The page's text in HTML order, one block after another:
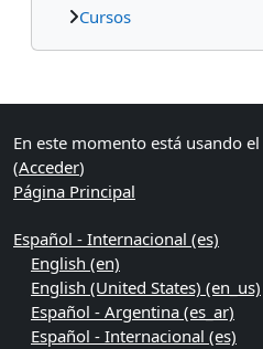
Cursos
Bloques
En este momento está usando
(Acceder)
Página Principal
Español - Internacional ‎(es)‎
English ‎(en)‎
English (United States) ‎(en_us)‎
Español - Argentina ‎(es_ar)‎
Español - Internacional ‎(es)‎